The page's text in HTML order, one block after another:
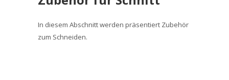
In diesem Abschnitt werden präsentiert Zubehör
zum Schneiden.